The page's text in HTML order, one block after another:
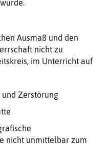
Ausmaß und den
nicht zu
im Unterricht auf
Zerstörung
nicht unmittelbar zum